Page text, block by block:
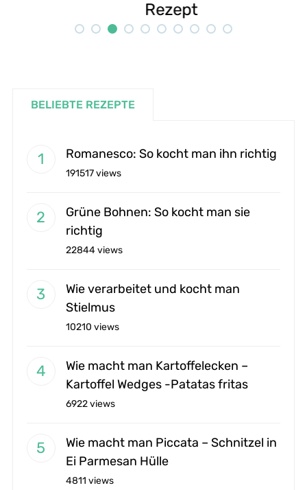
Rezept
BELIEBTE REZEPTE
Romanesco: So kocht man ihn richtig
191517 views
Grüne Bohnen: So kocht man sie
richtig
22844 views
Wie verarbeitet und kocht man
Stielmus
10210 views
Wie macht man Kartoffelecken –
Kartoffel Wedges -Patatas fritas
6922 views
Wie macht man Piccata – Schnitzel in
Ei Parmesan Hülle
4811 views